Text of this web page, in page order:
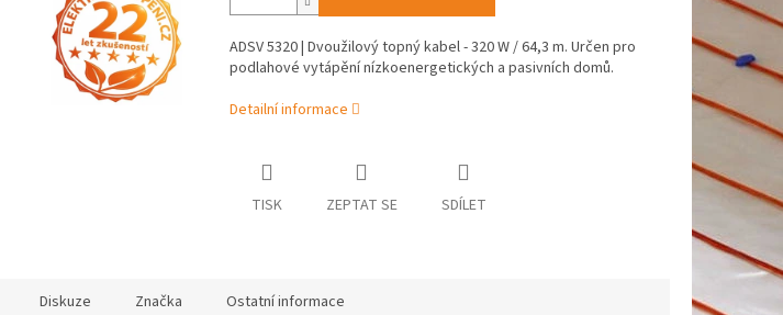
ADSV 5320 | Dvoužilový topný kabel - 320 W / 64,3 m. Určen pro
podlahové vytápění nízkoenergetických a pasivních domů.
Detailní informace
TISK ZEPTAT SE SDÍLET
Diskuze Značka Ostatní informace